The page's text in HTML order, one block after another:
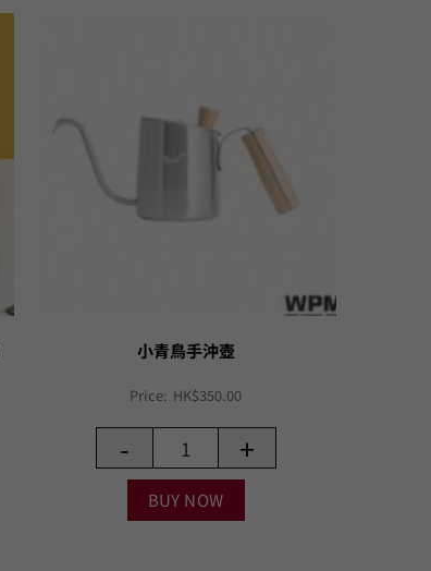
小青鳥手沖壺
Price: HK$350.00
- +
BUY NOW